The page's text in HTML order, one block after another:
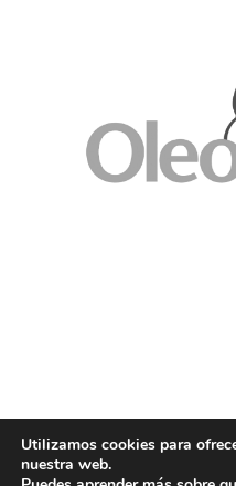
Utilizamos cookies para
nuestra web.